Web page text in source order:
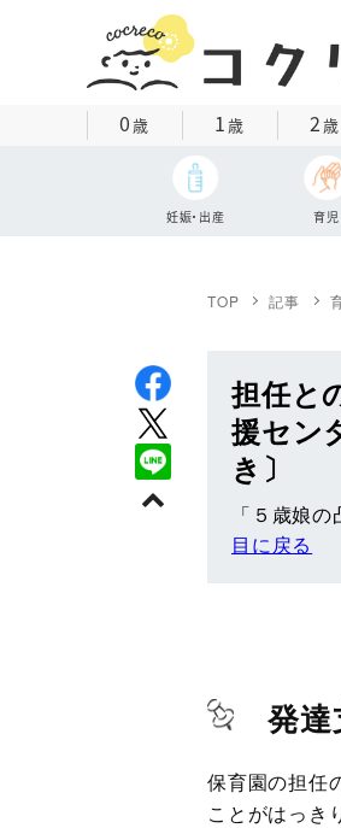
0歳 1歳 2歳
妊娠・出産 育児
TOP 記事
担任と
援セン
き〕
「５歳娘
目に戻る
発
保育園の担任
ことがはっき